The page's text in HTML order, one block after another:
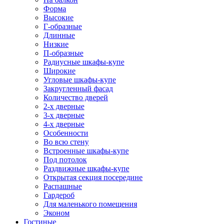
Форма
Высокие
Г-образные
Длинные
Низкие
П-образные
Радиусные шкафы-купе
Широкие
Угловые шкафы-купе
Закругленный фасад
Количество дверей
2-х дверные
3-х дверные
4-х дверные
Особенности
Во всю стену
Встроенные шкафы-купе
Под потолок
Раздвижные шкафы-купе
Открытая секция посередине
Распашные
Гардероб
Для маленького помещения
Эконом
Гостиные